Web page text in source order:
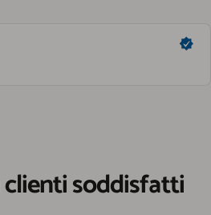
soddisfatti